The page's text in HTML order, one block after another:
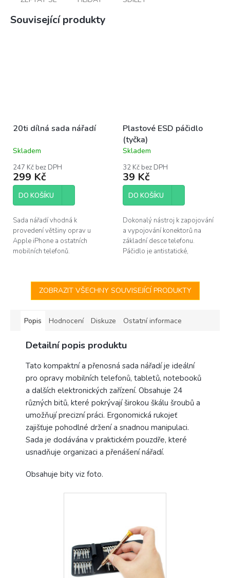
Související produkty
20ti dílná sada nářadí
Průměrné
produktu
je
4,0
hvězdiček.
Skladem
247 Kč bez DPH
299 Kč
DO KOŠÍKU
Sada nářadí vhodná k
provedení většiny oprav u
Apple iPhone a ostatních
mobilních telefonů.
Plastové ESD páčidlo
(tyčka)
Průměrné
produktu
je
5,0
hvězdiček.
Skladem
32 Kč bez DPH
39 Kč
DO KOŠÍKU
Dokonalý nástroj k zapojování
a vypojování konektorů na
základní desce telefonu.
Páčidlo je antistatické,
statickou...
ZOBRAZIT VŠECHNY SOUVISEJÍCÍ PRODUKTY
Popis Hodnocení Diskuze Ostatní informace
Detailní popis produktu
Tato kompaktní a přenosná sada nářadí je ideální
pro opravy mobilních telefonů, tabletů, notebooků
a dalších elektronických zařízení. Obsahuje 24
různých bitů, které pokrývají širokou škálu šroubů a
umožňují precizní práci. Ergonomická rukojeť
zajišťuje pohodlné držení a snadnou manipulaci.
Sada je dodávána v praktickém pouzdře, které
usnadňuje organizaci a přenášení nářadí.
Obsahuje bity viz foto.